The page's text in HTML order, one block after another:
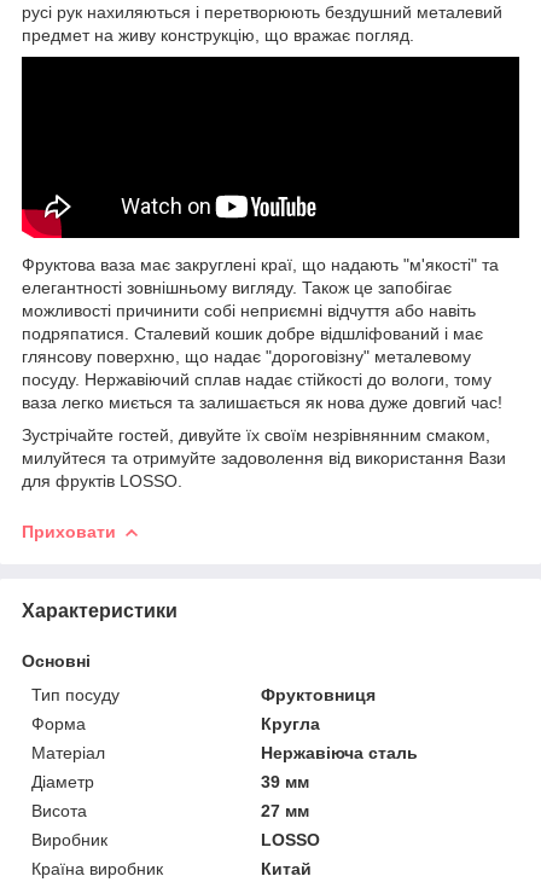
русі рук нахиляються і перетворюють бездушний металевий
предмет на живу конструкцію, що вражає погляд.
Фруктова ваза має закруглені краї, що надають "м'якості" та
елегантності зовнішньому вигляду. Також це запобігає
можливості причинити собі неприємні відчуття або навіть
подряпатися. Сталевий кошик добре відшліфований і має
глянсову поверхню, що надає "дороговізну" металевому
посуду. Нержавіючий сплав надає стійкості до вологи, тому
ваза легко миється та залишається як нова дуже довгий час!
Зустрічайте гостей, дивуйте їх своїм незрівнянним смаком,
милуйтеся та отримуйте задоволення від використання Вази
для фруктів LOSSO.
Приховати
Характеристики
Основні
Тип посуду
Фруктовниця
Форма
Кругла
Матеріал
Нержавіюча сталь
Діаметр
39 мм
Висота
27 мм
Виробник
LOSSO
Країна виробник
Китай